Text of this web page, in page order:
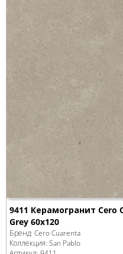
9411 Керамогранит Cero
Grey 60x120
Бренд: Cero Cuarenta
Коллекция: San Pablo